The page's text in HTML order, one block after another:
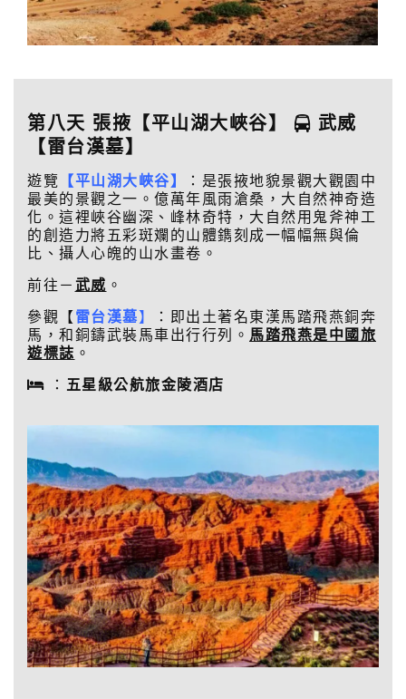
第八天 張掖【平山湖大峽谷】
武威
【雷台漢墓】
遊覽 【平山湖大峽谷】
：是張掖地貌景觀大觀園中
最美的景觀之一。億萬年風雨滄桑，大自然神奇造
化。這裡峽谷幽深、峰林奇特，大自然用鬼斧神工
的創造力將五彩斑斕的山體鐫刻成一幅幅無與倫
比、攝人心魄的山水畫卷。
前往－武威 。
參觀【雷台漢墓】
：即出土著名東漢馬踏飛燕銅奔
馬，和銅鑄武裝馬車出行行列。 馬踏飛燕是中國旅
遊標誌 。
： 五星級公航旅金陵酒店